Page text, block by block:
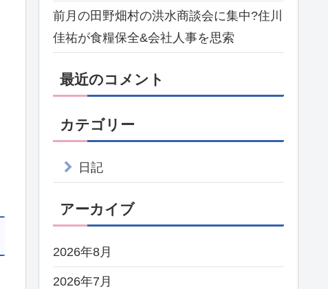
前月の田野畑村の洪水商談会に集中?住川
佳祐が食糧保全&会社人事を思索
最近のコメント
カテゴリー
日記
アーカイブ
2026年8月
2026年7月